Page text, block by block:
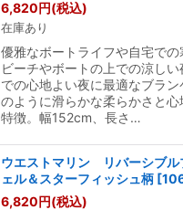
6,820円(税込)
在庫あり
優雅なボートライフや自宅での
ビーチやボートの上での涼し
での心地よい夜に最適なブラ
のように滑らかな柔らかさと
特徴。幅152cm、長さ…
ウエストマリン リバーシブル
ェル＆スターフィッシュ柄 [
6,820円(税込)